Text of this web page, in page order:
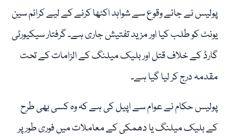
پولیس نے جائے وقوع سے شواہد اکٹھا کرنے کے لیے کرائم سین
یونٹ کو طلب کیا اور مزید تفتیش جاری ہے۔ گرفتار سیکیورٹی
گارڈ کے خلاف قتل اور بلیک میلنگ کے الزامات کے تحت
مقدمہ درج کر لیا گیا ہے۔
پولیس حکام نے عوام سے اپیل کی ہے کہ وہ کسی بھی طرح
کے بلیک میلنگ یا دھمکی کے معاملات میں فوری طور پر